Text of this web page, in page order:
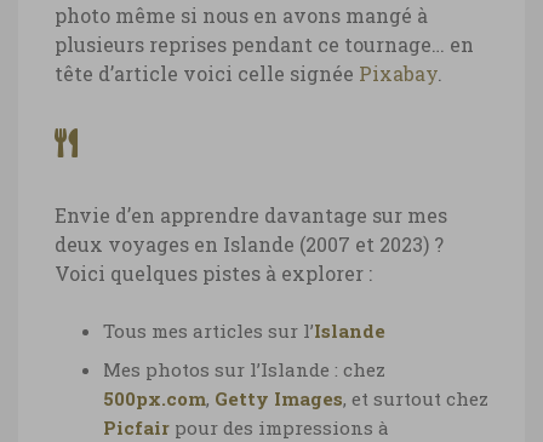
photo même si nous en avons mangé à
plusieurs reprises pendant ce tournage… en
tête d’article voici celle signée Pixabay
Envie d’en apprendre davantage sur mes
deux voyages en Islande (2007 et 2023) ?
Voici quelques pistes à explorer :
Tous mes articles sur l’Islande
Mes photos sur l’Islande : chez
500px.com, Getty Images, et surtout chez
Picfair pour des impressions à